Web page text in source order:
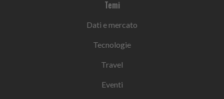
Temi
Dati e mercato
Tecnologie
Travel
Eventi